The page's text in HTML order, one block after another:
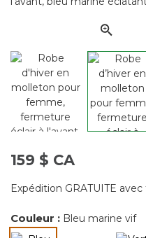
159 $ CA
Expédition GRATUITE
Couleur : Bleu marine vif